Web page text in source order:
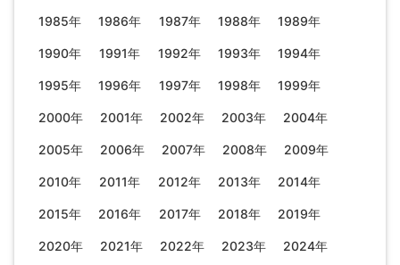
1985年 1986年 1987年 1988年 1989年
1990年 1991年 1992年 1993年 1994年
1995年 1996年 1997年 1998年 1999年
2000年 2001年 2002年 2003年 2004年
2005年 2006年 2007年 2008年 2009年
2010年 2011年 2012年 2013年 2014年
2015年 2016年 2017年 2018年 2019年
2020年 2021年 2022年 2023年 2024年